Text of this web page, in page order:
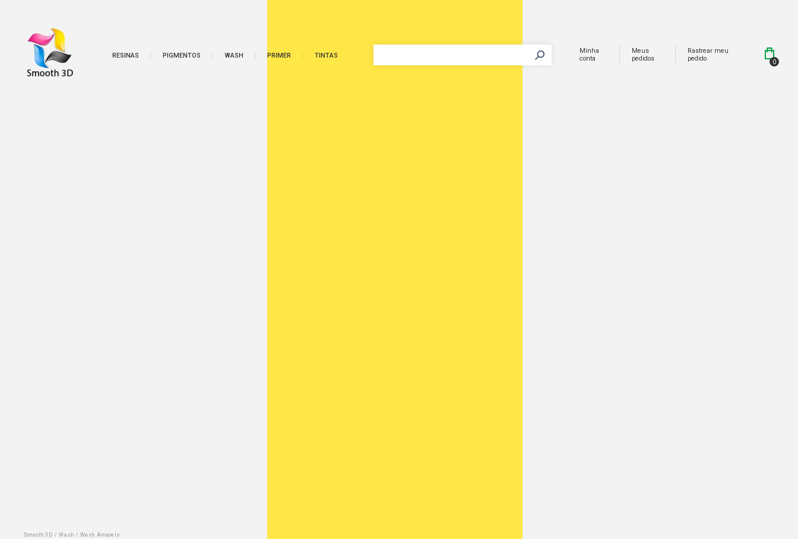
RESINAS PIGMENTOS WASH PRIMER TINTAS
Minha
conta
Meus
pedidos
Rastrear meu
pedido
0
Smooth 3D Wash Wash Amarelo